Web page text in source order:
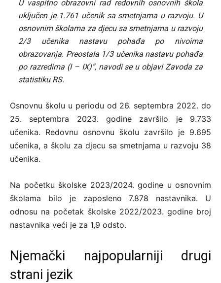
U vaspitno obrazovni rad redovnih osnovnih škola
uključen je 1.761 učenik sa smetnjama u razvoju. U
osnovnim školama za djecu sa smetnjama u razvoju
2/3 učenika nastavu pohađa po nivoima
obrazovanja. Preostala 1/3 učenika nastavu pohađa
po razredima (I – IX)”, navodi se u objavi Zavoda za
statistiku RS.
Osnovnu školu u periodu od 26. septembra 2022. do
25. septembra 2023. godine završilo je 9.733
učenika. Redovnu osnovnu školu završilo je 9.695
učenika, a školu za djecu sa smetnjama u razvoju 38
učenika.
Na početku školske 2023/2024. godine u osnovnim
školama bilo je zaposleno 7.878 nastavnika. U
odnosu na početak školske 2022/2023. godine broj
nastavnika veći je za 1,9 odsto.
Njemački najpopularniji drugi
strani jezik